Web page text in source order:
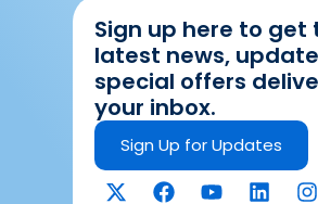
Sign up here to get
latest news,
special offers
your inbox.
Sign Up for Updates